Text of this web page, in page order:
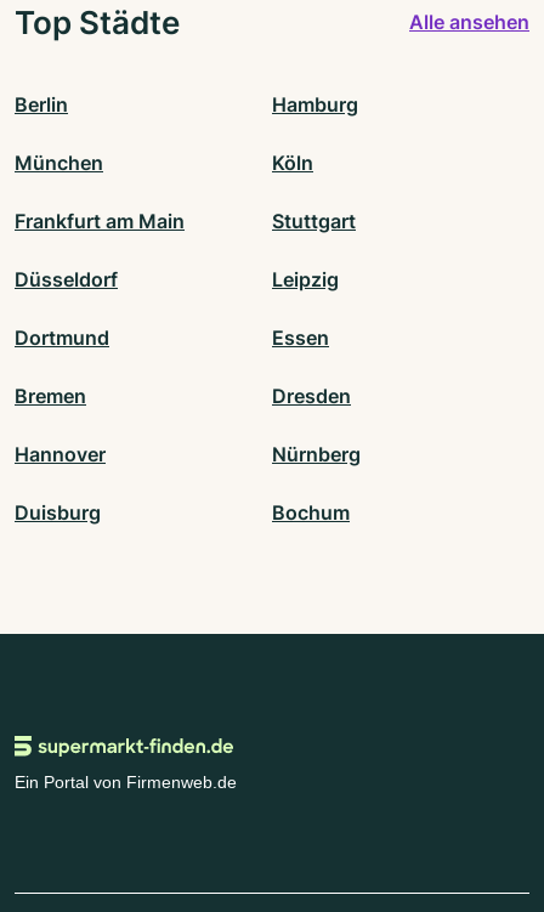
Top Städte Alle ansehen
Berlin Hamburg
München Köln
Frankfurt am Main Stuttgart
Düsseldorf Leipzig
Dortmund Essen
Bremen Dresden
Hannover Nürnberg
Duisburg Bochum
Ein Portal von Firmenweb.de